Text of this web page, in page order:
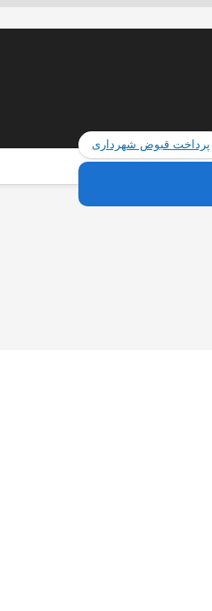
پرداخت قبوض شهرداری